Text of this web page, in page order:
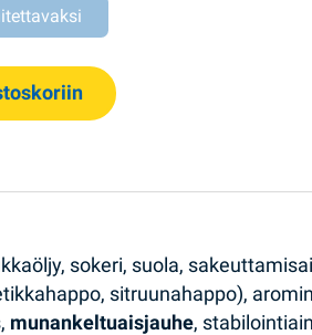
sokeri, suola,
sitruunahappo),
munankeltuaisjauhe,